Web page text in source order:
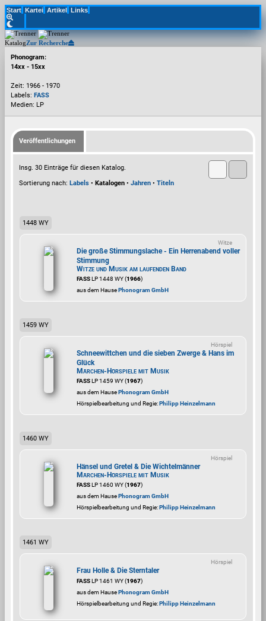
Start Kartei Artikel Links
KatalogZur Recherche
Phonogram:
14xx - 15xx
Zeit: 1966 - 1970
Labels: FASS
Medien: LP
Veröffentlichungen
Insg. 30 Einträge für diesen Katalog.
Sortierung nach: Labels • Katalogen • Jahren • Titeln
1448 WY
Witze
Die große Stimmungslache - Ein Herrenabend voller
Stimmung
Witze und Musik am laufenden Band
FASSLP 1448 WY (1966)
aus dem HausePhonogram GmbH
1459 WY
Hörspiel
Schneewittchen und die sieben Zwerge & Hans im
Glück
Märchen-Hörspiele mit Musik
FASSLP 1459 WY (1967)
aus dem HausePhonogram GmbH
Hörspielbearbeitung und Regie:Philipp Heinzelmann
1460 WY
Hörspiel
Hänsel und Gretel & Die Wichtelmänner
Märchen-Hörspiele mit Musik
FASSLP 1460 WY (1967)
aus dem HausePhonogram GmbH
Hörspielbearbeitung und Regie:Philipp Heinzelmann
1461 WY
Hörspiel
Frau Holle & Die Sterntaler
FASSLP 1461 WY (1967)
aus dem HausePhonogram GmbH
Hörspielbearbeitung und Regie:Philipp Heinzelmann